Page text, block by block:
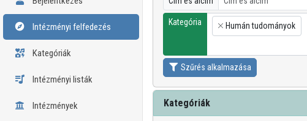
Intézményi felfedezés
Kategóriák
Intézményi listák
Intézmények
Kategória
×
Humán tudományok
Szűrés alkalmazása
Kategóriák